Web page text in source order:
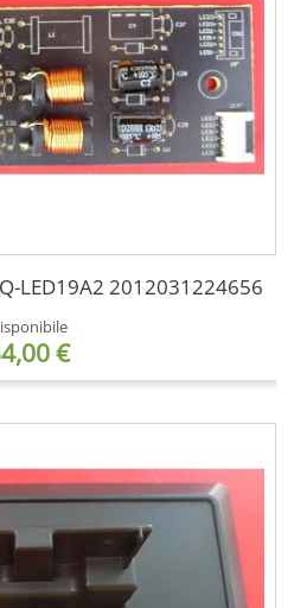
LED19A2 2012031224656
€